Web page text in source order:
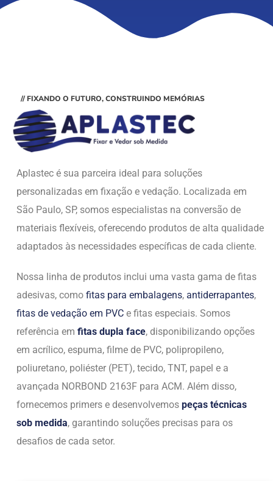
// FIXANDO O FUTURO, CONSTRUINDO MEMÓRIAS
Aplastec é sua parceira ideal para soluções
personalizadas em fixação e vedação. Localizada em
São Paulo, SP, somos especialistas na conversão de
materiais flexíveis, oferecendo produtos de alta qualidade
adaptados às necessidades específicas de cada cliente.
Nossa linha de produtos inclui uma vasta gama de fitas
adesivas, como fitas para embalagens, antiderrapantes,
fitas de vedação em PVC e fitas especiais. Somos
referência em fitas dupla face, disponibilizando opções
em acrílico, espuma, filme de PVC, polipropileno,
poliuretano, poliéster (PET), tecido, TNT, papel e a
avançada NORBOND 2163F para ACM. Além disso,
fornecemos primers e desenvolvemos peças técnicas
sob medida, garantindo soluções precisas para os
desafios de cada setor.